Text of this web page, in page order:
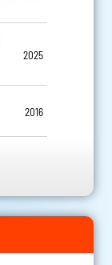
2025
2016